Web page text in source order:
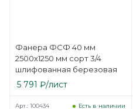
Фанера ФСФ 40 мм
2500х1250 мм сорт 3/4
шлифованная березовая
5 791 ₽/лист
Есть в наличии
Арт.: 100434